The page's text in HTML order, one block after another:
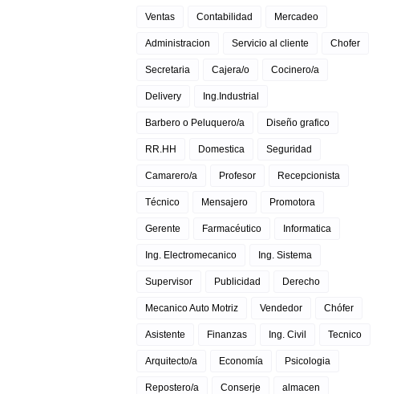
Ventas Contabilidad Mercadeo
Administracion Servicio al cliente Chofer
Secretaria Cajera/o Cocinero/a
Delivery Ing.Industrial
Barbero o Peluquero/a Diseño grafico
RR.HH Domestica Seguridad
Camarero/a Profesor Recepcionista
Técnico Mensajero Promotora
Gerente Farmacéutico Informatica
Ing. Electromecanico Ing. Sistema
Supervisor Publicidad Derecho
Mecanico Auto Motriz Vendedor Chófer
Asistente Finanzas Ing. Civil Tecnico
Arquitecto/a Economía Psicologia
Repostero/a Conserje almacen